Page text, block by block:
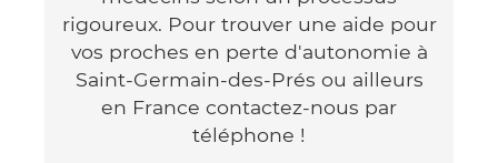
rigoureux. Pour trouver une aide pour
vos proches en perte d'autonomie à
Saint-Germain-des-Prés ou ailleurs
en France contactez-nous par
téléphone !